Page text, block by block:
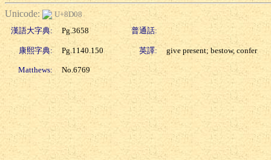
Unicode:
U+8D08
漢語大字典:
Pg.3658 普通話:
康熙字典: Pg.1140.150 英譯: give present; bestow, confer
Matthews: No.6769